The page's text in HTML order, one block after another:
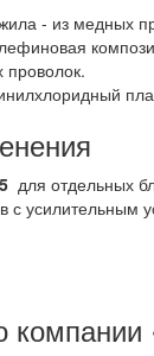
- из медных
для отдельных
усилительным